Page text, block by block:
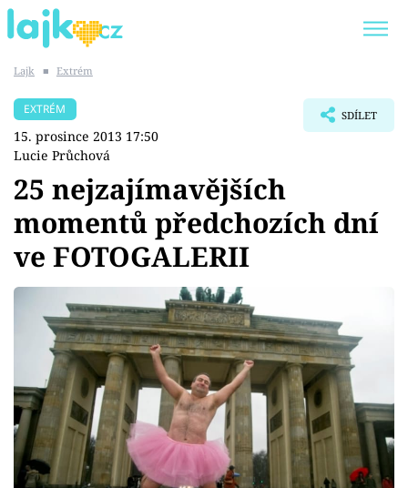
SHOPAHOLICADEL
Témata
Showbyznys
Youtubeři
Virály
Sex a vztahy
Videa
Lajk ■ Extrém
EXTRÉM
15. prosince 2013 17:50
Lucie Průchová
SDÍLET
25 nejzajímavějších
momentů předchozích dní
ve FOTOGALERII